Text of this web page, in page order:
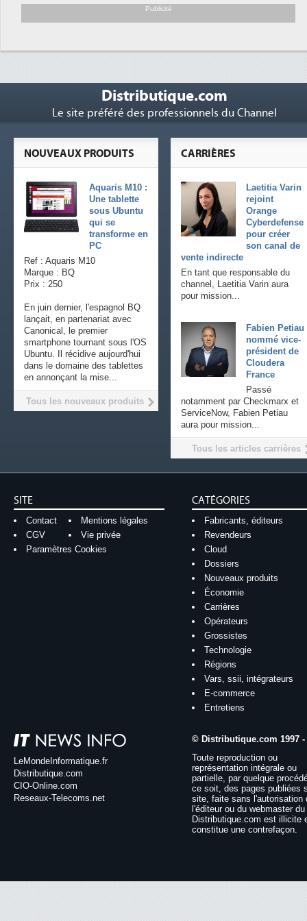
Publicité
Distributique.com
Le site préféré des professionnels du Channel
CARRIÈRES
Laetitia Varin
rejoint
Orange
Cyberdefense
pour créer
son canal de
vente indirecte
En tant que responsable du
channel, Laetitia Varin aura
pour mission...
Fabien Petiau
nommé vice-
président de
Cloudera
France
Passé
notamment par Checkmarx et
ServiceNow, Fabien Petiau
aura pour mission...
Tous les articles carrières
NOUVEAUX PRODUITS
Aquaris M10 :
Une tablette
sous Ubuntu
qui se
transforme en
PC
Ref : Aquaris M10
Marque : BQ
Prix : 250
En juin dernier, l'espagnol BQ
lançait, en partenariat avec
Canonical, le premier
smartphone tournant sous l'OS
Ubuntu. Il récidive aujourd'hui
dans le domaine des tablettes
en annonçant la mise...
Tous les nouveaux produits
SITE
Contact
Mentions légales
CGV
Vie privée
Paramètres Cookies
CATÉGORIES
Fabricants, éditeurs
Revendeurs
Cloud
Dossiers
Nouveaux produits
Économie
Carrières
Opérateurs
Grossistes
Technologie
Régions
Vars, ssii, intégrateurs
E-commerce
Entretiens
LeMondeInformatique.fr
Distributique.com
CIO-Online.com
Reseaux-Telecoms.net
© Distributique.com 1997 -
Toute reproduction ou
représentation intégrale ou
partielle, par quelque
ce soit, des pages publiées
site, faite sans l'autorisation
l'éditeur ou du webmaster
Distributique.com est illicite
constitue une contrefaçon.